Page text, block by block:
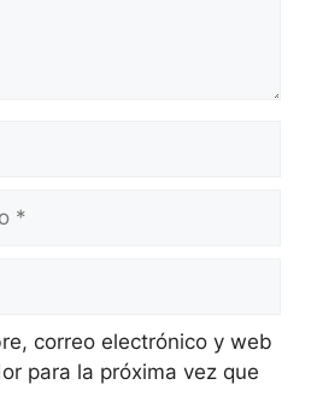
correo electrónico y web
para la próxima vez que